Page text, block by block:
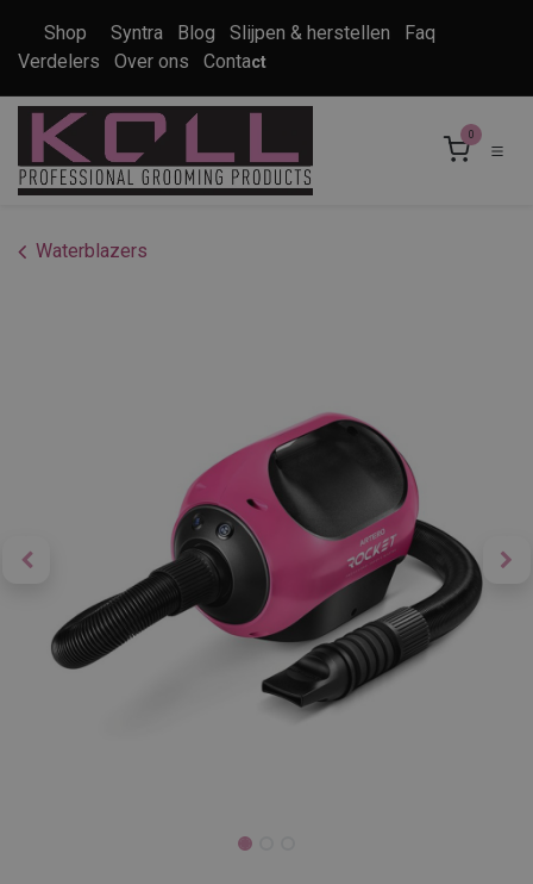
Shop Syntra Blog Slijpen & herstellen
Faq
Verdelers
Over ons Contact
0
Waterblazers